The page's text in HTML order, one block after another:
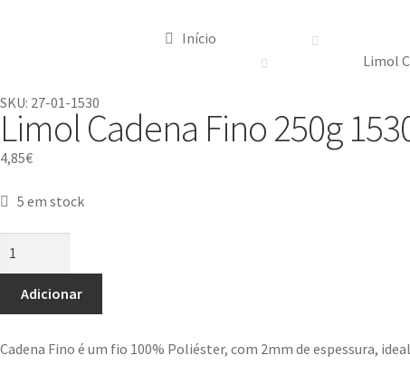
Início
Limol
SKU: 27-01-1530
Limol Cadena Fino 250g
4,85€
5 em stock
Adicionar
Cadena Fino é um fio 100% Poliéster, com 2mm de espessura,